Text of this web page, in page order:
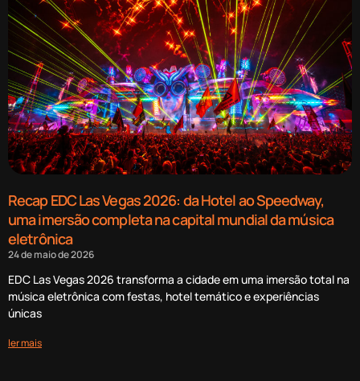
Recap EDC Las Vegas 2026: da Hotel ao Speedway,
uma imersão completa na capital mundial da música
eletrônica
24 de maio de 2026
EDC Las Vegas 2026 transforma a cidade em uma imersão total na
música eletrônica com festas, hotel temático e experiências
únicas
ler mais